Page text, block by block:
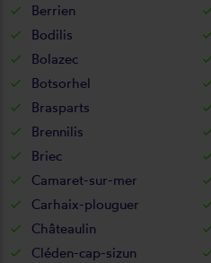
Berrien
Bodilis
Bolazec
Botsorhel
Brasparts
Brennilis
Briec
Camaret-sur-mer
Carhaix-plouguer
Châteaulin
Cléden-cap-sizun